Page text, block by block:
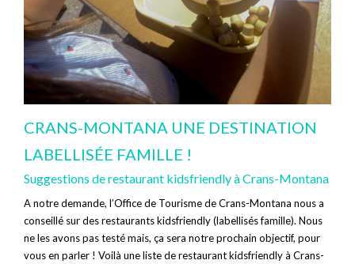
CRANS-MONTANA UNE DESTINATION
LABELLISÉE FAMILLE !
Suggestions de restaurant kidsfriendly à Crans-Montana
A notre demande, l’Office de Tourisme de Crans-Montana nous a
conseillé sur des restaurants kidsfriendly (labellisés famille). Nous
ne les avons pas testé mais, ça sera notre prochain objectif, pour
vous en parler ! Voilà une liste de restaurant kidsfriendly à Crans-